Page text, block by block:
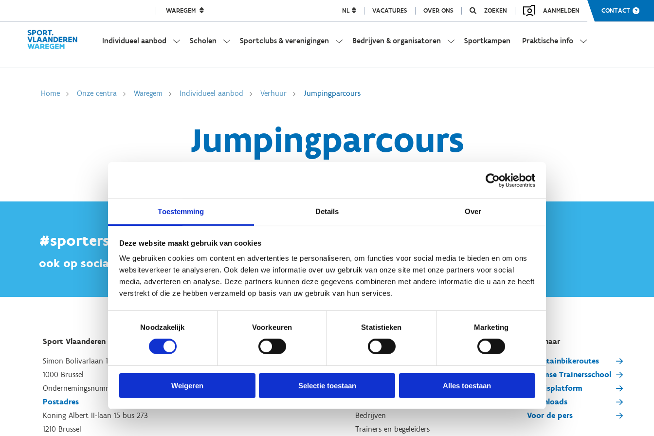
Toestemming Details Over
Deze website maakt gebruik van cookies
We gebruiken cookies om content en advertenties te personaliseren, om functies voor social media te bieden en om ons
websiteverkeer te analyseren. Ook delen we informatie over uw gebruik van onze site met onze partners voor social
media, adverteren en analyse. Deze partners kunnen deze gegevens combineren met andere informatie die u aan ze heeft
verstrekt of die ze hebben verzameld op basis van uw gebruik van hun services.
Noodzakelijk
Voorkeuren Statistieken Marketing
Weigeren Selectie toestaan Alles toestaan
WAREGEM NL VACATURES OVER ONS ZOEKEN AANMELDEN CONTACT
Individueel aanbod Scholen Sportclubs & verenigingen Bedrijven & organisatoren Sportkampen Praktische info
Home Onze centra Waregem Individueel aanbod Verhuur Jumpingparcours
Jumpingparcours
#sportersbelevenmeer
ook op sociale media
Sport Vlaanderen Hoofdzetel
Simon Bolivarlaan 17
1000 Brussel
Ondernemingsnummer: BE 0248.142.826
Postadres
Koning Albert II-laan 15 bus 273
1210 Brussel
Onze centra
Wij ondersteunen
Sportfederaties
G-sport
Bedrijven
Trainers en begeleiders
Snel naar
Mountainbikeroutes
Vlaamse Trainersschool
Kennisplatform
Downloads
Voor de pers